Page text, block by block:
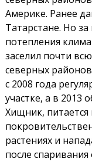
Америке. Ранее
Татарстане. Но
потепления
заселил почти
северных
с 2008 года
участке, а в 2013
Хищник, питается
растениях и
после